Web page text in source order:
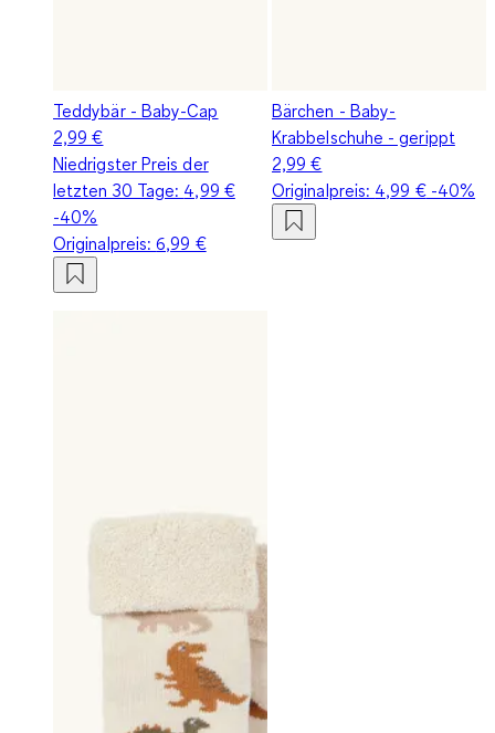
Teddybär - Baby-Cap
2,99 €
Niedrigster Preis der
letzten 30 Tage: 4,99 €
-40%
Originalpreis:6,99 €
Bärchen - Baby-
Krabbelschuhe - gerippt
2,99 €
Originalpreis: 4,99 €-40%